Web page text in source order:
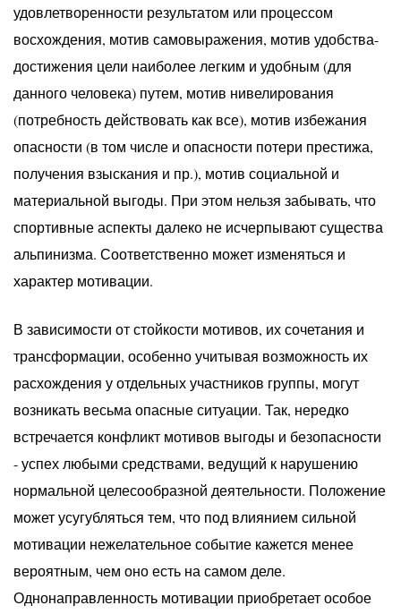
удовлетворенности результатом или процессом
восхождения, мотив самовыражения, мотив удобства-
достижения цели наиболее легким и удобным (для
данного человека) путем, мотив нивелирования
(потребность действовать как все), мотив избежания
опасности (в том числе и опасности потери престижа,
получения взыскания и пр.), мотив социальной и
материальной выгоды. При этом нельзя забывать, что
спортивные аспекты далеко не исчерпывают существа
альпинизма. Соответственно может изменяться и
характер мотивации.
В зависимости от стойкости мотивов, их сочетания и
трансформации, особенно учитывая возможность их
расхождения у отдельных участников группы, могут
возникать весьма опасные ситуации. Так, нередко
встречается конфликт мотивов выгоды и безопасности
- успех любыми средствами, ведущий к нарушению
нормальной целесообразной деятельности. Положение
может усугубляться тем, что под влиянием сильной
мотивации нежелательное событие кажется менее
вероятным, чем оно есть на самом деле.
Однонаправленность мотивации приобретает особое